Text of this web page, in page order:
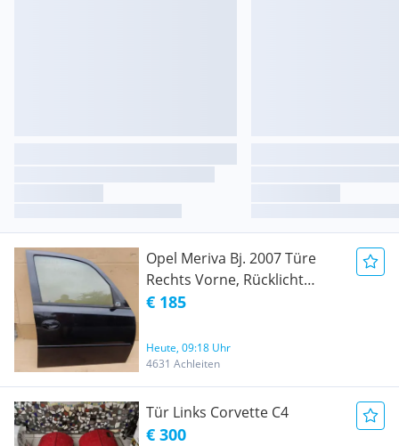
Opel Meriva Bj. 2007 Türe
Rechts Vorne, Rücklicht
Links, Federbeine Li & Re.
€ 185
Heute, 09:18 Uhr
4631 Achleiten
Tür Links Corvette C4
€ 300